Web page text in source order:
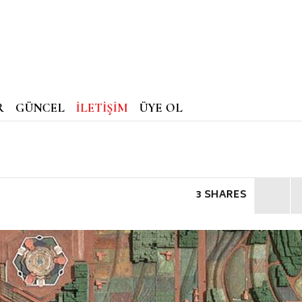
GÜNCEL İLETİŞİM ÜYE OL
3 SHARES